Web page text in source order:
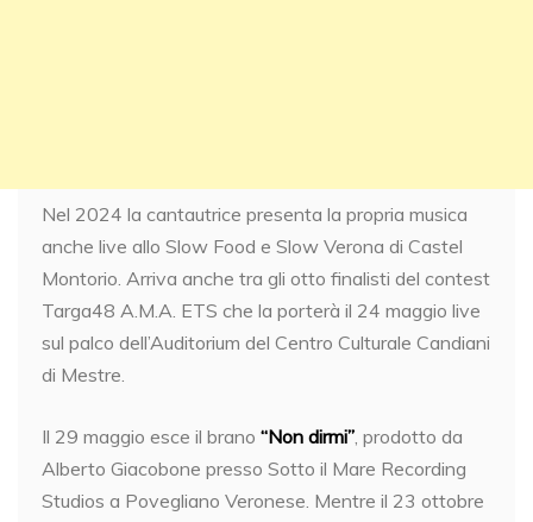
Nel 2024 la cantautrice presenta la propria musica
anche live allo Slow Food e Slow Verona di Castel
Montorio. Arriva anche tra gli otto finalisti del contest
Targa48 A.M.A. ETS che la porterà il 24 maggio live
sul palco dell’Auditorium del Centro Culturale Candiani
di Mestre.
Il 29 maggio esce il brano “Non dirmi” , prodotto da
Alberto Giacobone presso Sotto il Mare Recording
Studios a Povegliano Veronese. Mentre il 23 ottobre